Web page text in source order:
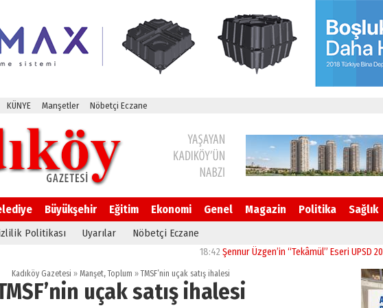
KÜNYE Manşetler Nöbetçi Eczane
Büyükşehir Eğitim Ekonomi Genel Magazin Politika Sağlık
Politikası Uyarılar Nöbetçi Eczane
Şennur Üzgen’in “Tekâmül” Eseri UPSD 2026
Kadıköy Gazetesi » Manşet,Toplum »TMSF’nin uçak satış ihalesi
uçak satış ihalesi